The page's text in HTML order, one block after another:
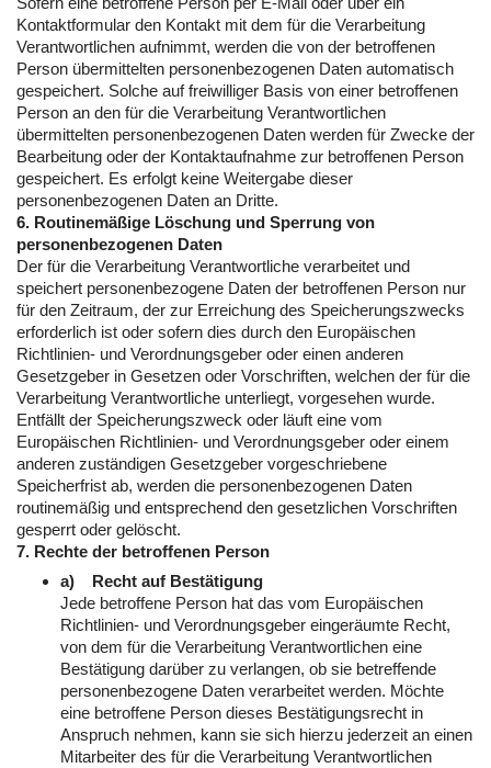
Kontaktformular den Kontakt mit dem für die Verarbeitung
Verantwortlichen aufnimmt, werden die von der betroffenen
Person übermittelten personenbezogenen Daten automatisch
gespeichert. Solche auf freiwilliger Basis von einer betroffenen
Person an den für die Verarbeitung Verantwortlichen
übermittelten personenbezogenen Daten werden für Zwecke der
Bearbeitung oder der Kontaktaufnahme zur betroffenen Person
gespeichert. Es erfolgt keine Weitergabe dieser
personenbezogenen Daten an Dritte.
6. Routinemäßige Löschung und Sperrung von
personenbezogenen Daten
Der für die Verarbeitung Verantwortliche verarbeitet und
speichert personenbezogene Daten der betroffenen Person nur
für den Zeitraum, der zur Erreichung des Speicherungszwecks
erforderlich ist oder sofern dies durch den Europäischen
Richtlinien- und Verordnungsgeber oder einen anderen
Gesetzgeber in Gesetzen oder Vorschriften, welchen der für die
Verarbeitung Verantwortliche unterliegt, vorgesehen wurde.
Entfällt der Speicherungszweck oder läuft eine vom
Europäischen Richtlinien- und Verordnungsgeber oder einem
anderen zuständigen Gesetzgeber vorgeschriebene
Speicherfrist ab, werden die personenbezogenen Daten
routinemäßig und entsprechend den gesetzlichen Vorschriften
gesperrt oder gelöscht.
7. Rechte der betroffenen Person
a) Recht auf Bestätigung
Jede betroffene Person hat das vom Europäischen
Richtlinien- und Verordnungsgeber eingeräumte Recht,
von dem für die Verarbeitung Verantwortlichen eine
Bestätigung darüber zu verlangen, ob sie betreffende
personenbezogene Daten verarbeitet werden. Möchte
eine betroffene Person dieses Bestätigungsrecht in
Anspruch nehmen, kann sie sich hierzu jederzeit an einen
Mitarbeiter des für die Verarbeitung Verantwortlichen